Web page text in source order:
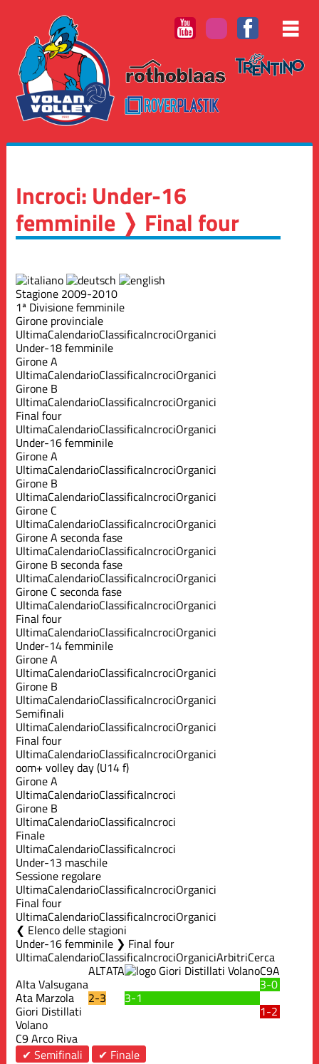
Incroci: Under-16
femminile ❭ Final four
Stagione 2009-2010
1ª Divisione femminile
Girone provinciale
UltimaCalendarioClassificaIncrociOrganici
Under-18 femminile
Girone A
UltimaCalendarioClassificaIncrociOrganici
Girone B
UltimaCalendarioClassificaIncrociOrganici
Final four
UltimaCalendarioClassificaIncrociOrganici
Under-16 femminile
Girone A
UltimaCalendarioClassificaIncrociOrganici
Girone B
UltimaCalendarioClassificaIncrociOrganici
Girone C
UltimaCalendarioClassificaIncrociOrganici
Girone A seconda fase
UltimaCalendarioClassificaIncrociOrganici
Girone B seconda fase
UltimaCalendarioClassificaIncrociOrganici
Girone C seconda fase
UltimaCalendarioClassificaIncrociOrganici
Final four
UltimaCalendarioClassificaIncrociOrganici
Under-14 femminile
Girone A
UltimaCalendarioClassificaIncrociOrganici
Girone B
UltimaCalendarioClassificaIncrociOrganici
Semifinali
UltimaCalendarioClassificaIncrociOrganici
Final four
UltimaCalendarioClassificaIncrociOrganici
oom+ volley day (U14 f)
Girone A
UltimaCalendarioClassificaIncroci
Girone B
UltimaCalendarioClassificaIncroci
Finale
UltimaCalendarioClassificaIncroci
Under-13 maschile
Sessione regolare
UltimaCalendarioClassificaIncrociOrganici
Final four
UltimaCalendarioClassificaIncrociOrganici
Elenco delle stagioni
Under-16 femminile ❯ Final four
UltimaCalendarioClassificaIncrociOrganiciArbitriCerca
ALTATA C9A
Alta Valsugana 3-0
Ata Marzola 2-3 3-1
Giori Distillati
Volano
1-2
C9 Arco Riva
✔ Semifinali
✔ Finale